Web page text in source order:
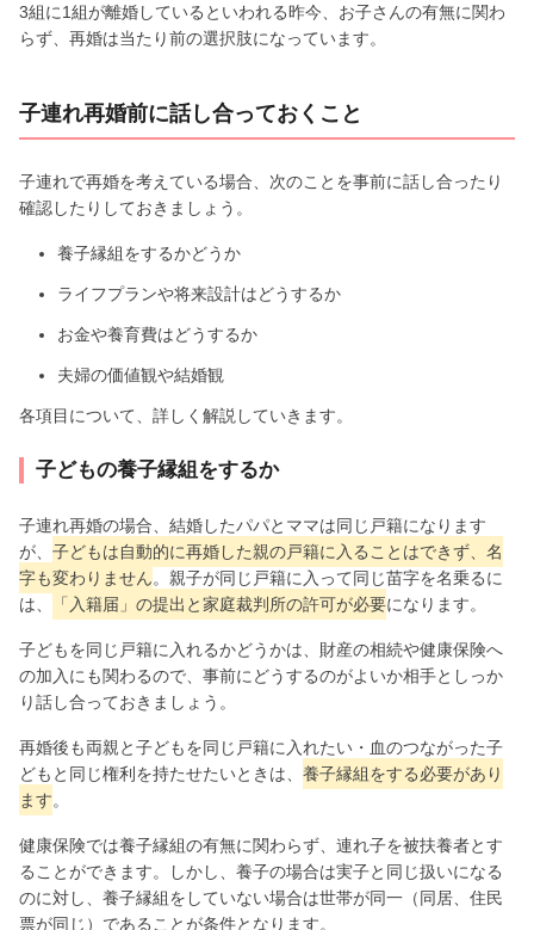
3組に1組が離婚しているといわれる昨今、お子さんの有無に関わ
らず、再婚は当たり前の選択肢になっています。
子連れ再婚前に話し合っておくこと
子連れで再婚を考えている場合、次のことを事前に話し合ったり
確認したりしておきましょう。
養子縁組をするかどうか
ライフプランや将来設計はどうするか
お金や養育費はどうするか
夫婦の価値観や結婚観
各項目について、詳しく解説していきます。
子どもの養子縁組をするか
子連れ再婚の場合、結婚したパパとママは同じ戸籍になります
が、 子どもは自動的に再婚した親の戸籍に入ることはできず、名
字も変わりません。親子が同じ戸籍に入って同じ苗字を名乗るに
は、
「入籍届」の提出と家庭裁判所の許可が必要になります。
子どもを同じ戸籍に入れるかどうかは、財産の相続や健康保険へ
の加入にも関わるので、事前にどうするのがよいか相手としっか
り話し合っておきましょう。
再婚後も両親と子どもを同じ戸籍に入れたい・血のつながった子
どもと同じ権利を持たせたいときは、 養子縁組をする必要があり
ます。
健康保険では養子縁組の有無に関わらず、連れ子を被扶養者とす
ることができます。しかし、養子の場合は実子と同じ扱いになる
のに対し、養子縁組をしていない場合は世帯が同一（同居、住民
票が同じ）であることが条件となります。